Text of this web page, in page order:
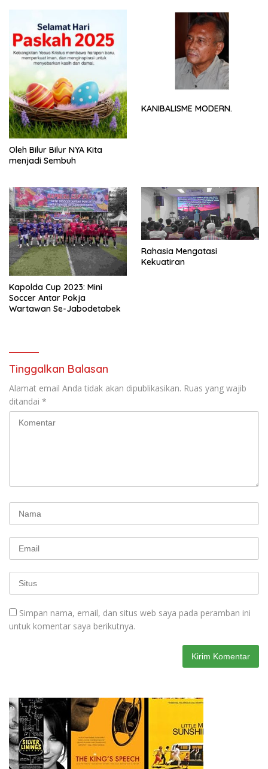
Oleh Bilur Bilur NYA Kita
menjadi Sembuh
KANIBALISME MODERN.
Kapolda Cup 2023: Mini
Soccer Antar Pokja
Wartawan Se-Jabodetabek
Rahasia Mengatasi
Kekuatiran
Tinggalkan Balasan
Alamat email Anda tidak akan dipublikasikan. Ruas yang wajib
ditandai *
Simpan nama, email, dan situs web saya pada peramban ini
untuk komentar saya berikutnya.